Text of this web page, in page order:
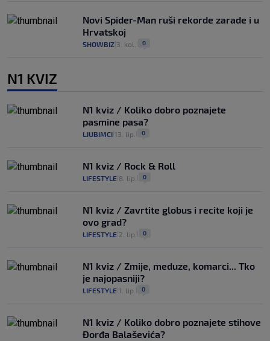
Novi Spider-Man ruši rekorde zarade i u
Hrvatskoj
SHOWBIZ 3. kol. 0
N1 KVIZ
N1 kviz / Koliko dobro poznajete
pasmine pasa?
LJUBIMCI 13. lip. 0
N1 kviz / Rock & Roll
LIFESTYLE 8. lip. 0
N1 kviz / Zavrtite globus i recite koji je
ovo grad?
LIFESTYLE 2. lip. 0
N1 kviz / Zmije, meduze, komarci... Tko
je najopasniji?
LIFESTYLE 1. lip. 0
N1 kviz / Koliko dobro poznajete stihove
Đorđa Balaševića?